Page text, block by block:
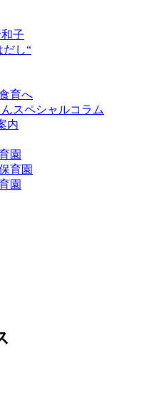
子
だし“
育へ
スペシャルコラム
内
園
育園
園